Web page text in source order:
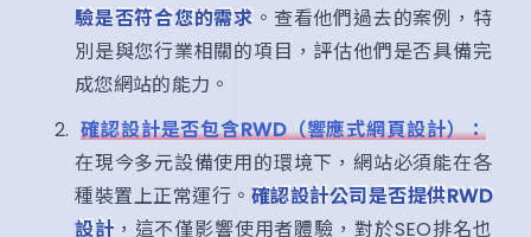
驗是否符合您的需求 。查看他們過去的案例，特
別是與您行業相關的項目，評估他們是否具備完
成您網站的能力。
確認設計是否包含RWD（響應式網頁設計）：
在現今多元設備使用的環境下，網站必須能在各
種裝置上正常運行。 確認設計公司是否提供RWD
設計 ，這不僅影響使用者體驗，對於SEO排名也